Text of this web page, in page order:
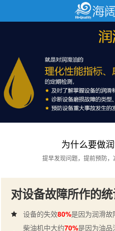
为什么要做
提早发现问题，提前预防
对设备故障所作的统
设备的失效80%是因为润滑故
柴油机中大约70%是因为油